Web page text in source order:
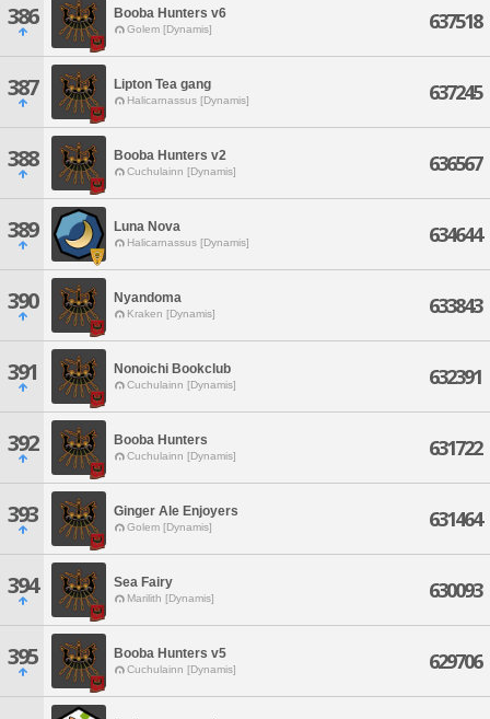
386 Booba Hunters v6
Golem [Dynamis] 637518
387 Lipton Tea gang
Halicarnassus [Dynamis] 637245
388 Booba Hunters v2
Cuchulainn [Dynamis] 636567
389 Luna Nova
Halicarnassus [Dynamis] 634644
390 Nyandoma
Kraken [Dynamis] 633843
391 Nonoichi Bookclub
Cuchulainn [Dynamis] 632391
392 Booba Hunters
Cuchulainn [Dynamis] 631722
393 Ginger Ale Enjoyers
Golem [Dynamis] 631464
394 Sea Fairy
Marilith [Dynamis] 630093
395 Booba Hunters v5
Cuchulainn [Dynamis] 629706